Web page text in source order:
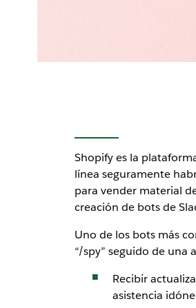
Shopify es la
línea seguramente
para vender material
creación de bots de
Uno de los bots más
“/spy” seguido de una
Recibir
asistencia